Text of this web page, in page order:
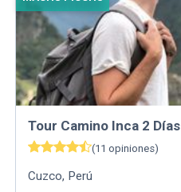
Tour Camino Inca 2 Días
(11 opiniones)
Cuzco, Perú